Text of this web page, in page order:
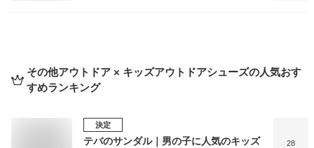
その他アウトドア × キッズアウトドアシューズの人気おす
すめランキング
決定
テバのサンダル｜男の子に人気のキッズ
28